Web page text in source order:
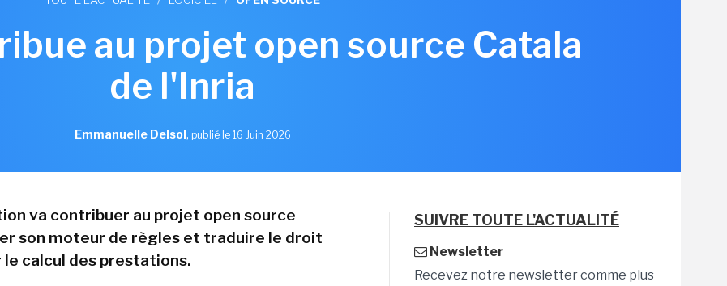
au projet open source Catala
de l'Inria
Emmanuelle Delsol, publié le 16 Juin 2026
va contribuer au projet open source
son moteur de règles et traduire le droit
le calcul des prestations.
SUIVRE TOUTE L'ACTUALITÉ
Newsletter
Recevez notre newsletter comme plus